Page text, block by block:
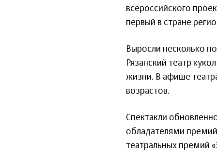
всероссийского
первый в стране
Выросли несколько
Рязанский театр
жизни. В афише
возрастов.
Спектакли
обладателями
театральных премий